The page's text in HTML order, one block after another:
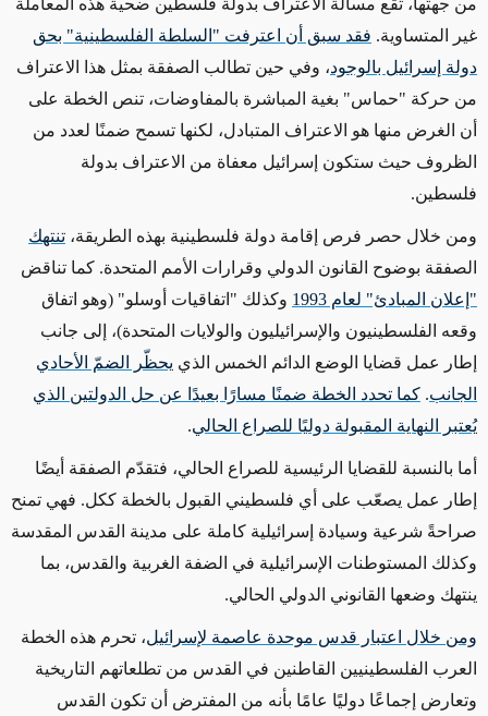
من جهتها، تقع مسألة الاعتراف بدولة فلسطين ضحية هذه المعاملة
غير المتساوية. فقد سبق أن اعترفت "السلطة الفلسطينية" بحق
دولة إسرائيل بالوجود، وفي حين تطالب الصفقة بمثل هذا الاعتراف
من حركة "حماس" بغية المباشرة بالمفاوضات، تنص الخطة على
أن الغرض منها هو الاعتراف المتبادل، لكنها تسمح ضمنًا لعدد من
الظروف حيث ستكون إسرائيل معفاة من الاعتراف بدولة
فلسطين.
ومن خلال حصر فرص إقامة دولة فلسطينية بهذه الطريقة، تنتهك
الصفقة بوضوح القانون الدولي وقرارات الأمم المتحدة. كما تناقض
"إعلان المبادئ" لعام 1993
وكذلك "اتفاقيات أوسلو" (وهو اتفاق
وقعه الفلسطينيون والإسرائيليون والولايات المتحدة)، إلى جانب
إطار عمل قضايا الوضع الدائم الخمس الذي يحظّر الضمّ الأحادي
الجانب. كما تحدد الخطة ضمنًا مسارًا بعيدًا عن حل الدولتين الذي
يُعتبر النهاية المقبولة دوليًا للصراع الحالي.
أما بالنسبة للقضايا الرئيسية للصراع الحالي، فتقدّم الصفقة أيضًا
إطار عمل يصعّب على أي فلسطيني القبول بالخطة ككل. فهي تمنح
صراحةً شرعية وسيادة إسرائيلية كاملة على مدينة القدس المقدسة
وكذلك المستوطنات الإسرائيلية في الضفة الغربية والقدس، بما
ينتهك وضعها القانوني الدولي الحالي.
ومن خلال اعتبار قدس موحدة عاصمة لإسرائيل، تحرم هذه الخطة
العرب الفلسطينيين القاطنين في القدس من تطلعاتهم التاريخية
وتعارض إجماعًا دوليًا عامًا بأنه من المفترض أن تكون القدس